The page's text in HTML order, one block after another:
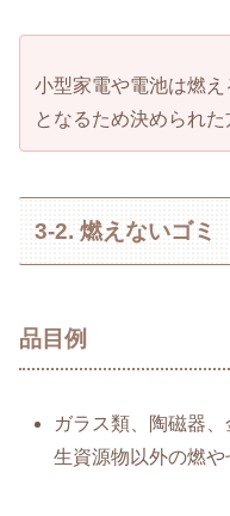
小型家電や電池は燃
となるため決められた
3-2. 燃えないゴミ
品目例
ガラス類、陶磁器
生資源物以外の燃